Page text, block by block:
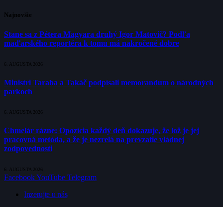
Najnovšie
Stane sa z Pétera Magyara druhý Igor Matovič? Podľa
maďarského reportéra k tomu má nakročené dobre
6. AUGUSTA 2026
Ministri Taraba a Takáč podpísali memorandum o národných
parkoch
6. AUGUSTA 2026
Chmelár rázne: Opozícia každý deň dokazuje, že lož je jej
pracovná metóda, a že je nezrelá na prevzatie vládnej
zodpovednosti
6. AUGUSTA 2026
FacebookYouTube Telegram
Inzerujte u nás